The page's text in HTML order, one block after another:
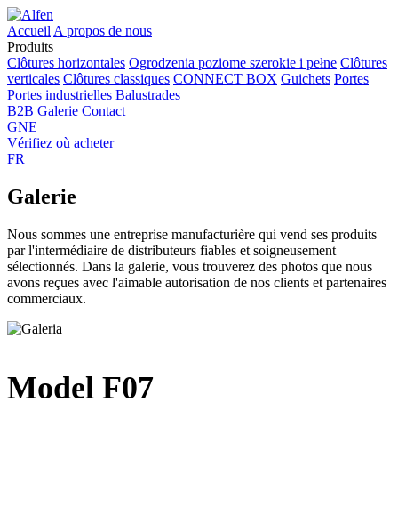
Accueil A propos de nous
Produits
Clôtures horizontales Ogrodzenia poziome szerokie i pełne Clôtures
verticales Clôtures classiques CONNECT BOX Guichets Portes
Portes industrielles Balustrades
B2B Galerie Contact
GNE
Vérifiez où acheter
FR
Galerie
Nous sommes une entreprise manufacturière qui vend ses produits
par l'intermédiaire de distributeurs fiables et soigneusement
sélectionnés. Dans la galerie, vous trouverez des photos que nous
avons reçues avec l'aimable autorisation de nos clients et partenaires
commerciaux.
Model F07